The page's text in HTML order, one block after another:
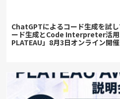
ChatGPTによるコード生成を試
ード生成とCode Interpreter活
PLATEAU」8月3日オンライン開催